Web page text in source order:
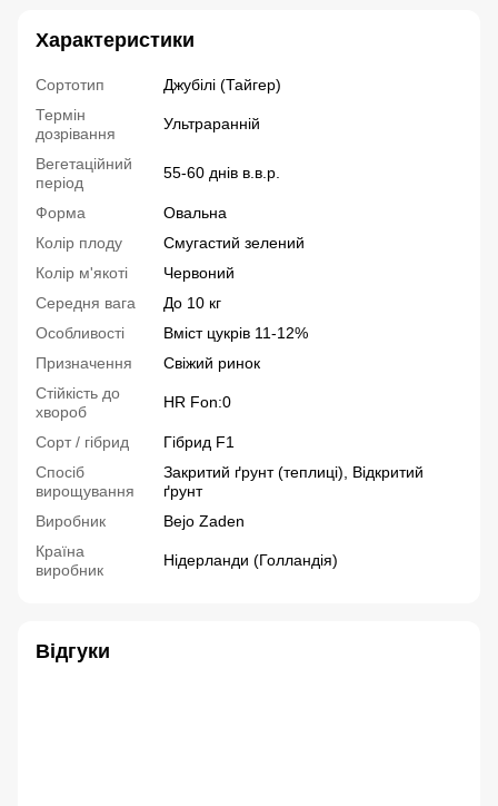
Характеристики
Сортотип
Джубілі (Тайгер)
Термін
дозрівання
Ультраранній
Вегетаційний
період
55-60 днів в.в.р.
Форма
Овальна
Колір плоду
Смугастий зелений
Колір м'якоті
Червоний
Середня вага
До 10 кг
Особливості
Вміст цукрів 11-12%
Призначення
Свіжий ринок
Стійкість до
хвороб
HR Fon:0
Сорт / гібрид
Гібрид F1
Спосіб
вирощування
Закритий ґрунт (теплиці), Відкритий
ґрунт
Виробник
Bejo Zaden
Країна
виробник
Нідерланди (Голландія)
Відгуки